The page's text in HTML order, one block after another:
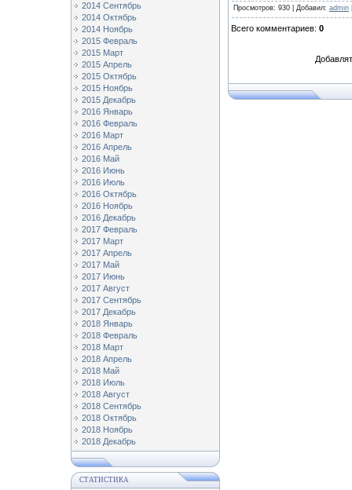
2014 Сентябрь
2014 Октябрь
2014 Ноябрь
2015 Февраль
2015 Март
2015 Апрель
2015 Октябрь
2015 Ноябрь
2015 Декабрь
2016 Январь
2016 Февраль
2016 Март
2016 Апрель
2016 Май
2016 Июнь
2016 Июль
2016 Октябрь
2016 Ноябрь
2016 Декабрь
2017 Февраль
2017 Март
2017 Апрель
2017 Май
2017 Июнь
2017 Август
2017 Сентябрь
2017 Декабрь
2018 Январь
2018 Февраль
2018 Март
2018 Апрель
2018 Май
2018 Июль
2018 Август
2018 Сентябрь
2018 Октябрь
2018 Ноябрь
2018 Декабрь
СТАТИСТИКА
Просмотров: 930 | Добавил: admin
Всего комментариев: 0